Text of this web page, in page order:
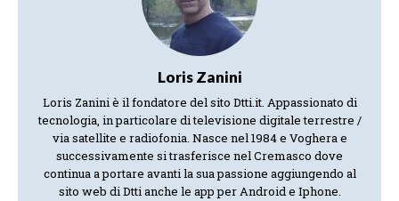
Loris Zanini
Loris Zanini è il fondatore del sito Dtti.it. Appassionato di
tecnologia, in particolare di televisione digitale terrestre /
via satellite e radiofonia. Nasce nel 1984 e Voghera e
successivamente si trasferisce nel Cremasco dove
continua a portare avanti la sua passione aggiungendo al
sito web di Dtti anche le app per Android e Iphone.